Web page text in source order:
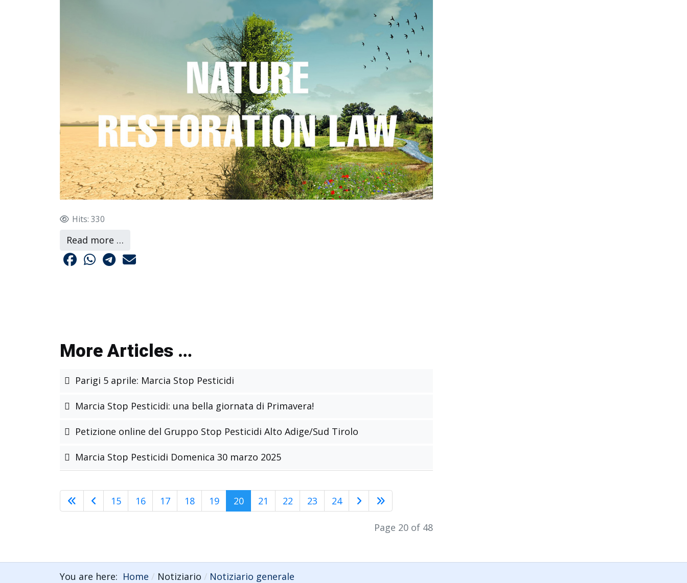
Hits: 330
Read more …
More Articles …
Parigi 5 aprile: Marcia Stop Pesticidi
Marcia Stop Pesticidi: una bella giornata di Primavera!
Petizione online del Gruppo Stop Pesticidi Alto Adige/Sud Tirolo
Marcia Stop Pesticidi Domenica 30 marzo 2025
15 16 17 18 19 20 21 22 23 24
Page 20 of 48
You are here: Home Notiziario Notiziario generale